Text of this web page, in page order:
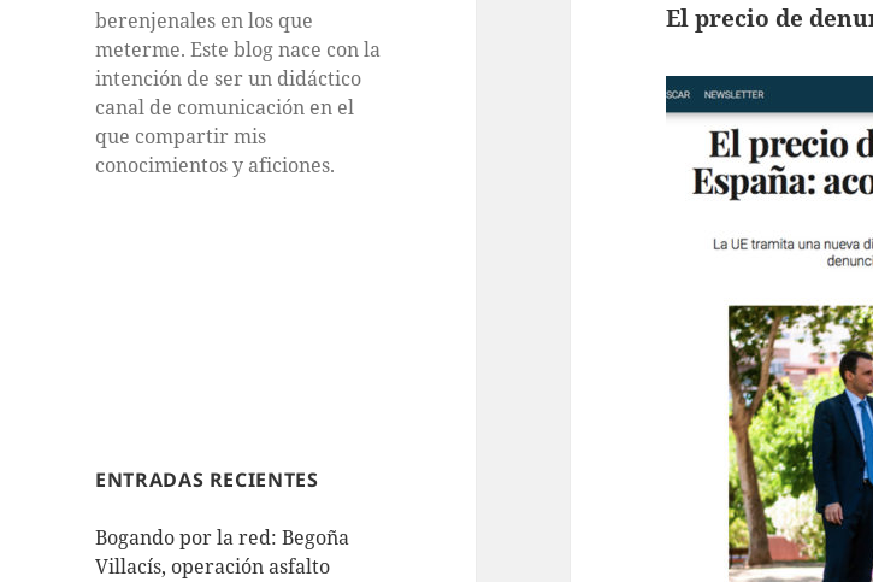
berenjenales en los que
meterme. Este blog nace con la
intención de ser un didáctico
canal de comunicación en el
que compartir mis
conocimientos y aficiones.
ENTRADAS RECIENTES
Bogando por la red: Begoña
Villacís, operación asfalto
El precio de